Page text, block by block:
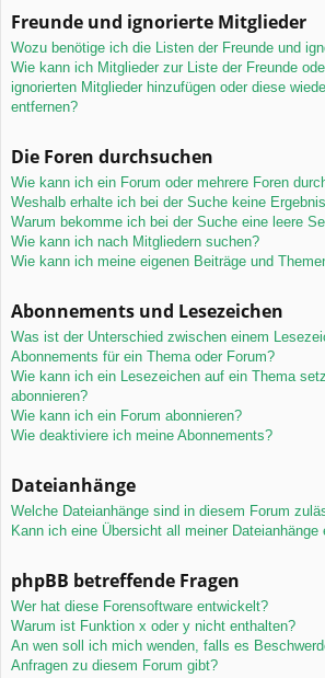
Freunde und ignorierte Mitglieder
Wozu benötige ich die Listen der Freunde und
Wie kann ich Mitglieder zur Liste der Freunde
ignorierten Mitglieder hinzufügen oder diese
entfernen?
Die Foren durchsuchen
Wie kann ich ein Forum oder mehrere Foren
Weshalb erhalte ich bei der Suche keine
Warum bekomme ich bei der Suche eine leere
Wie kann ich nach Mitgliedern suchen?
Wie kann ich meine eigenen Beiträge und
Abonnements und Lesezeichen
Was ist der Unterschied zwischen einem
Abonnements für ein Thema oder Forum?
Wie kann ich ein Lesezeichen auf ein Thema
abonnieren?
Wie kann ich ein Forum abonnieren?
Wie deaktiviere ich meine Abonnements?
Dateianhänge
Welche Dateianhänge sind in diesem Forum
Kann ich eine Übersicht all meiner Dateianhänge
phpBB betreffende Fragen
Wer hat diese Forensoftware entwickelt?
Warum ist Funktion x oder y nicht enthalten?
An wen soll ich mich wenden, falls es
Anfragen zu diesem Forum gibt?